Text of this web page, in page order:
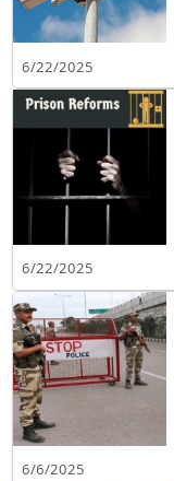
6/22/2025
6/22/2025
6/6/2025